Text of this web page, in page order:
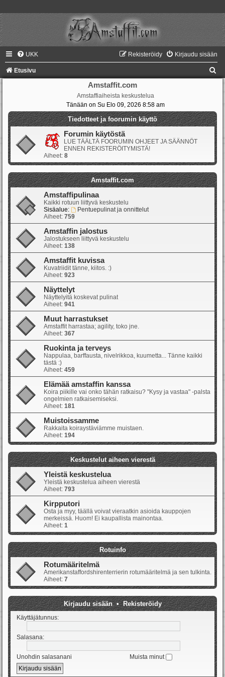
UKK Kirjaudu sisään
Rekisteröidy
Etusivu
Amstaffit.com
Amstaffiaiheista keskustelua
Tänään on Su Elo 09, 2026 8:58 am
Tiedotteet ja foorumin käyttö
Forumin käytöstä
LUE TÄÄLTÄ FOORUMIN OHJEET JA SÄÄNNÖT
ENNEN REKISTERÖITYMISTÄ!
Aiheet: 8
Amstaffit.com
Amstaffipulinaa
Kaikki rotuun liittyvä keskustelu
Sisäalue:
Pentuepulinat ja onnittelut
Aiheet: 759
Amstaffin jalostus
Jalostukseen liittyvä keskustelu
Aiheet: 138
Amstaffit kuvissa
Kuvatriidit tänne, kiitos. :)
Aiheet: 923
Näyttelyt
Näyttelyitä koskevat pulinat
Aiheet: 941
Muut harrastukset
Amstaffit harrastaa; agility, toko jne.
Aiheet: 367
Ruokinta ja terveys
Nappulaa, barffausta, nivelrikkoa, kuumetta... Tänne kaikki
tästä :)
Aiheet: 459
Elämää amstaffin kanssa
Koira piikille vai onko tähän ratkaisu? "Kysy ja vastaa" -palsta
ongelmien ratkaisemiseksi.
Aiheet: 181
Muistoissamme
Rakkaita koiraystäviämme muistaen.
Aiheet: 194
Keskustelut aiheen vierestä
Yleistä keskustelua
Yleistä keskustelua aiheen vierestä
Aiheet: 793
Kirpputori
Osta ja myy, täällä voivat vieraatkin asioida kauppojen
merkeissä. Huom! Ei kaupallista mainontaa.
Aiheet: 1
Rotuinfo
Rotumääritelmä
Amerikanstaffordshirenterrierin rotumääritelmä ja sen tulkinta.
Aiheet: 7
Kirjaudu sisään•Rekisteröidy
Käyttäjätunnus:
Salasana:
Unohdin salasanani Muista minut